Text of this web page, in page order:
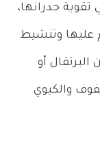
جدرانها،
وتنشيط
أو
والكيوي